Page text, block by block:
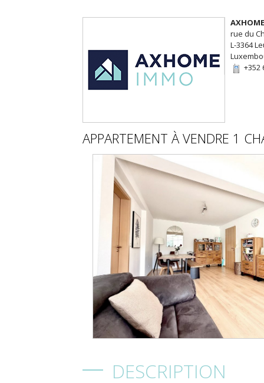
rue du
L-3364
+352
APPARTEMENT À VENDRE 1
DESCRIPTION